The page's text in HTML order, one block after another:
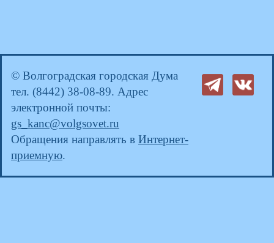
© Волгоградская городская Дума
тел. (8442) 38-08-89. Адрес
электронной почты:
gs_kanc@volgsovet.ru
Обращения направлять в Интернет-
приемную.